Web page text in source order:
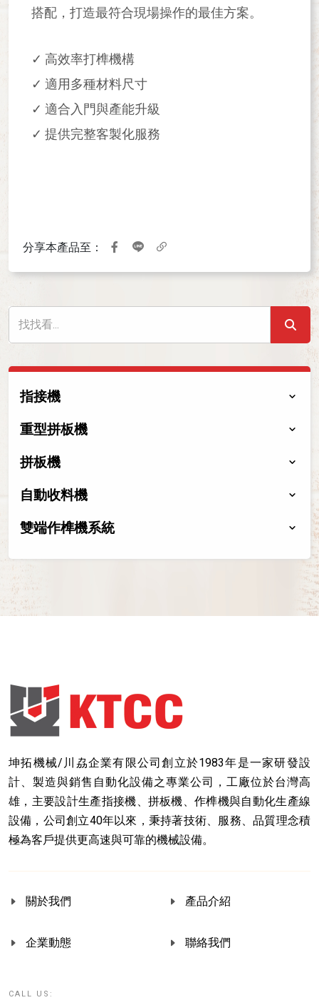
指接機
重型拼板機
拼板機
自動收料機
雙端作榫機系統
搭配，打造最符合現場操作的最佳方案。
✓ 高效率打榫機構
✓ 適用多種材料尺寸
✓ 適合入門與產能升級
✓ 提供完整客製化服務
分享本產品至：
坤拓機械/川劦企業有限公司創立於1983年是一家研發設
計、製造與銷售自動化設備之專業公司，工廠位於台灣高
雄，主要設計生產指接機、拼板機、作榫機與自動化生產線
設備，公司創立40年以來，秉持著技術、服務、品質理念積
極為客戶提供更高速與可靠的機械設備。
關於我們 產品介紹
企業動態 聯絡我們
CALL US: